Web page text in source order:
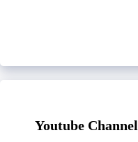
Youtube Channel